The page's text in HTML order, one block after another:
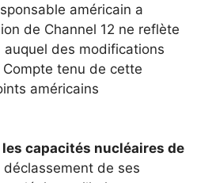
américain a
de Channel 12 ne reflète
auquel des modifications
tenu de cette
américains
capacités nucléaires de
déclassement de ses